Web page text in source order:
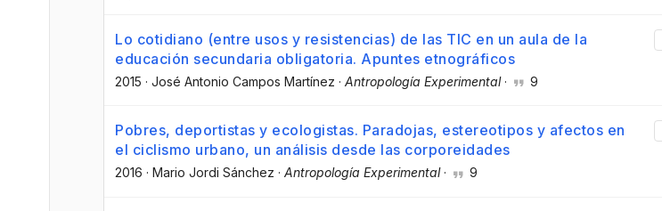
Lo cotidiano (entre usos y resistencias) de las TIC en un aula de la
educación secundaria obligatoria. Apuntes etnográficos
2015 · José Antonio Campos Martínez · Antropología Experimental· 9
Pobres, deportistas y ecologistas. Paradojas, estereotipos y afectos en
el ciclismo urbano, un análisis desde las corporeidades
2016 · Mario Jordi Sánchez · Antropología Experimental· 9